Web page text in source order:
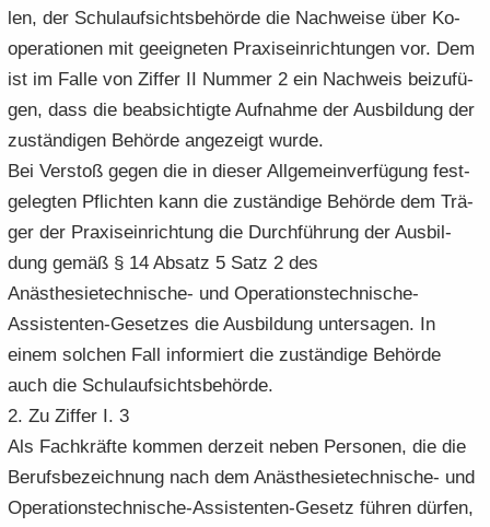
len, der Schul­auf­sichts­be­hör­de die Nach­wei­se über Ko­
ope­ra­tio­nen mit ge­eig­ne­ten Pra­xis­ein­rich­tun­gen vor. Dem
ist im Falle von Zif­fer II Num­mer 2 ein Nach­weis bei­zu­fü­
gen, dass die be­ab­sich­tig­te Auf­nah­me der Aus­bil­dung der
zu­stän­di­gen Be­hör­de an­ge­zeigt wurde.
Bei Ver­stoß gegen die in die­ser All­ge­mein­ver­fü­gung fest­
ge­leg­ten Pflich­ten kann die zu­stän­di­ge Be­hör­de dem Trä­
ger der Pra­xis­ein­rich­tung die Durch­füh­rung der Aus­bil­
dung gemäß § 14 Ab­satz 5 Satz 2 des
Anästhesietechnische-​ und Operationstechnische-​
Assistenten-Gesetzes die Aus­bil­dung un­ter­sa­gen. In
einem sol­chen Fall in­for­miert die zu­stän­di­ge Be­hör­de
auch die Schul­auf­sichts­be­hör­de.
2. Zu Zif­fer I. 3
Als Fach­kräf­te kom­men der­zeit neben Per­so­nen, die die
Be­rufs­be­zeich­nung nach dem Anästhesietechnische-​ und
Operationstechnische-​Assistenten-Gesetz füh­ren dür­fen,